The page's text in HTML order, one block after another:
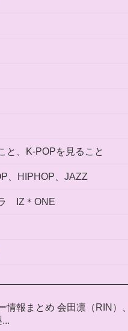
と、K-POPを見ること
、HIPHOP、JAZZ
IZ＊ONE
情報まとめ 会田凛（RIN）